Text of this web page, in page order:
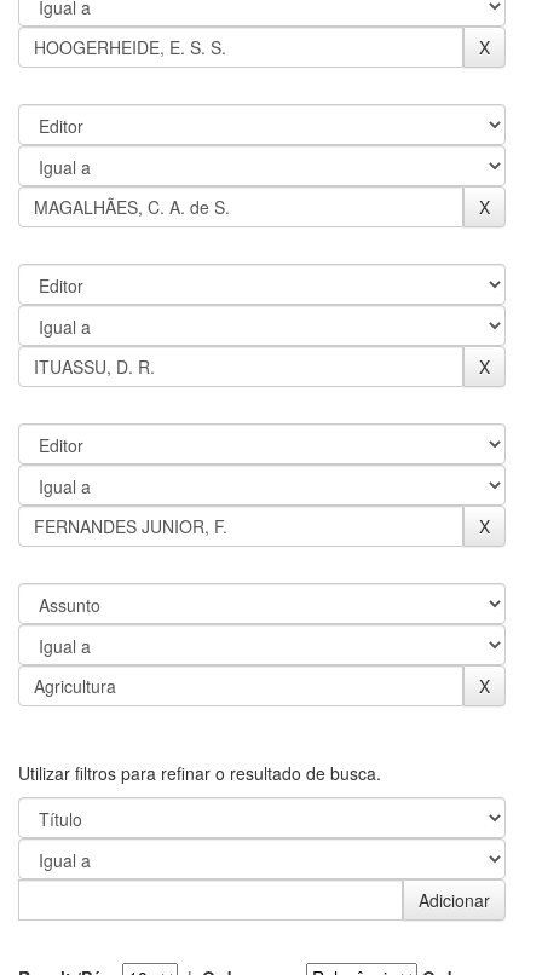
Utilizar filtros para refinar o resultado de busca.